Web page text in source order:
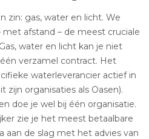
zin: gas, water en licht. We
afstand – de meest cruciale
water en licht kan je niet
verzamel contract. Het
waterleverancier actief in
zijn organisaties als Oasen).
doe je wel bij één organisatie.
zie je het meest betaalbare
aan de slag met het advies van